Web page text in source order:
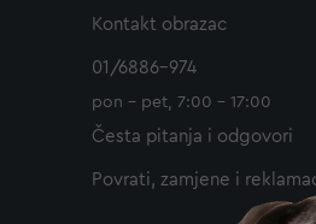
Kontakt obrazac
01/6886-974
pon - pet, 7:00 - 17:00
Česta pitanja i odgovori
Povrati, zamjene i